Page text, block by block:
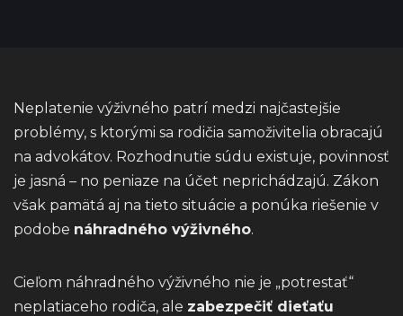
Neplatenie výživného patrí medzi najčastejšie
problémy, s ktorými sa rodičia samoživitelia obracajú
na advokátov. Rozhodnutie súdu existuje, povinnosť
je jasná – no peniaze na účet neprichádzajú. Zákon
však pamätá aj na tieto situácie a ponúka riešenie v
podobe náhradného výživného.
Cieľom náhradného výživného nie je „potrestať“
neplatiaceho rodiča, ale zabezpečiť dieťaťu